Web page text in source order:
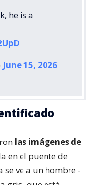
he is a
June 15, 2026
las imágenes de
en el puente de
se ve a un hombre -